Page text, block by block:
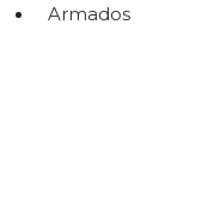
Armados